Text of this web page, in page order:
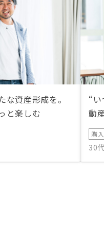
な資産形成を。
と楽しむ
“
動
購
30